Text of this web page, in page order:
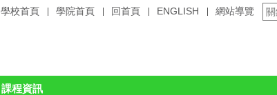
學校首頁 學院首頁 回首頁 ENGLISH 網站導覽
課程資訊